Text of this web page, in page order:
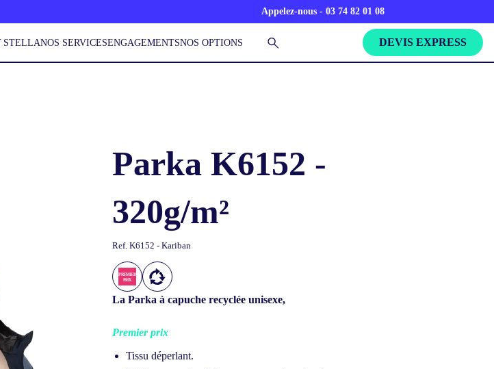
Appelez-nous - 03 74 82 01 08
STELLANOS SERVICESENGAGEMENTSNOS OPTIONS DEVIS EXPRESS
Parka K6152 -
320g/m²
Ref. K6152 - Kariban
La Parka à capuche recyclée unisexe,
Premier prix
Tissu déperlant.